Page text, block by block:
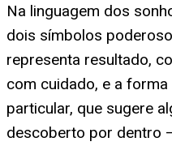
Na linguagem dos
dois símbolos
representa resultado,
com cuidado, e a
particular, que sugere
descoberto por dentro